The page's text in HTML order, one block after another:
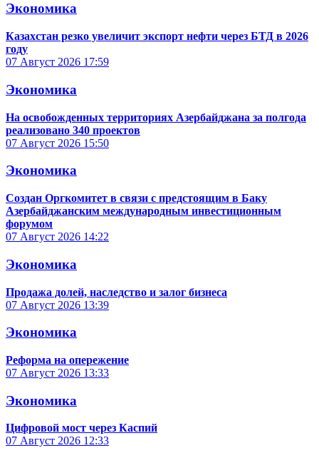
Экономика
Казахстан резко увеличит экспорт нефти через БТД в 2026
году
07 Август 2026 17:59
Экономика
На освобожденных территориях Азербайджана за полгода
реализовано 340 проектов
07 Август 2026 15:50
Экономика
Создан Оргкомитет в связи с предстоящим в Баку
Азербайджанским международным инвестиционным
форумом
07 Август 2026 14:22
Экономика
Продажа долей, наследство и залог бизнеса
07 Август 2026 13:39
Экономика
Реформа на опережение
07 Август 2026 13:33
Экономика
Цифровой мост через Каспий
07 Август 2026 12:33